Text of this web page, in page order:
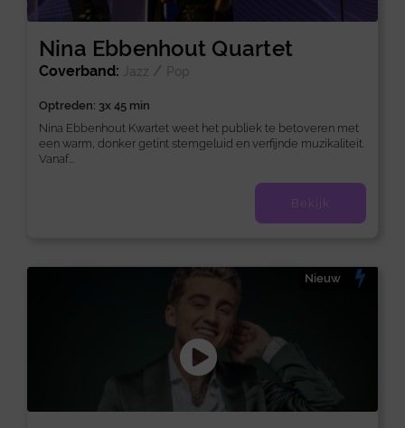
Nina Ebbenhout Quartet
Coverband: Jazz / Pop
Optreden: 3x 45 min
Nina Ebbenhout Kwartet weet het publiek te betoveren met
een warm, donker getint stemgeluid en verfijnde muzikaliteit.
Vanaf...
Bekijk
Nieuw